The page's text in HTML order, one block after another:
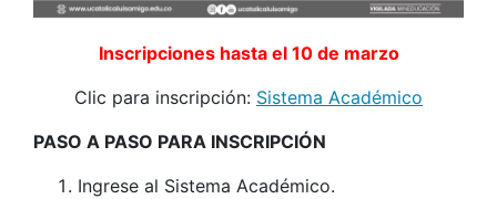
Inscripciones hasta el 10 de marzo
Clic para inscripción: Sistema Académico
PASO A PASO PARA INSCRIPCIÓN
Ingrese al Sistema Académico.